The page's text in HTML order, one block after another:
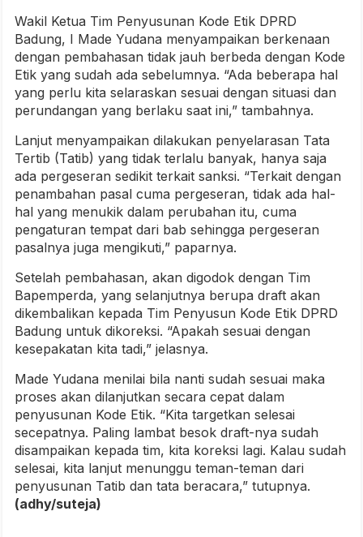
Wakil Ketua Tim Penyusunan Kode Etik DPRD
Badung, I Made Yudana menyampaikan berkenaan
dengan pembahasan tidak jauh berbeda dengan Kode
Etik yang sudah ada sebelumnya. “Ada beberapa hal
yang perlu kita selaraskan sesuai dengan situasi dan
perundangan yang berlaku saat ini,” tambahnya.
Lanjut menyampaikan dilakukan penyelarasan Tata
Tertib (Tatib) yang tidak terlalu banyak, hanya saja
ada pergeseran sedikit terkait sanksi. “Terkait dengan
penambahan pasal cuma pergeseran, tidak ada hal-
hal yang menukik dalam perubahan itu, cuma
pengaturan tempat dari bab sehingga pergeseran
pasalnya juga mengikuti,” paparnya.
Setelah pembahasan, akan digodok dengan Tim
Bapemperda, yang selanjutnya berupa draft akan
dikembalikan kepada Tim Penyusun Kode Etik DPRD
Badung untuk dikoreksi. “Apakah sesuai dengan
kesepakatan kita tadi,” jelasnya.
Made Yudana menilai bila nanti sudah sesuai maka
proses akan dilanjutkan secara cepat dalam
penyusunan Kode Etik. “Kita targetkan selesai
secepatnya. Paling lambat besok draft-nya sudah
disampaikan kepada tim, kita koreksi lagi. Kalau sudah
selesai, kita lanjut menunggu teman-teman dari
penyusunan Tatib dan tata beracara,” tutupnya.
(adhy/suteja)